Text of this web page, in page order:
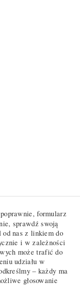
formularz
sprawdź swoją
nas z linkiem do
i w zależności
może trafić do
udziału w
– każdy ma
głosowanie